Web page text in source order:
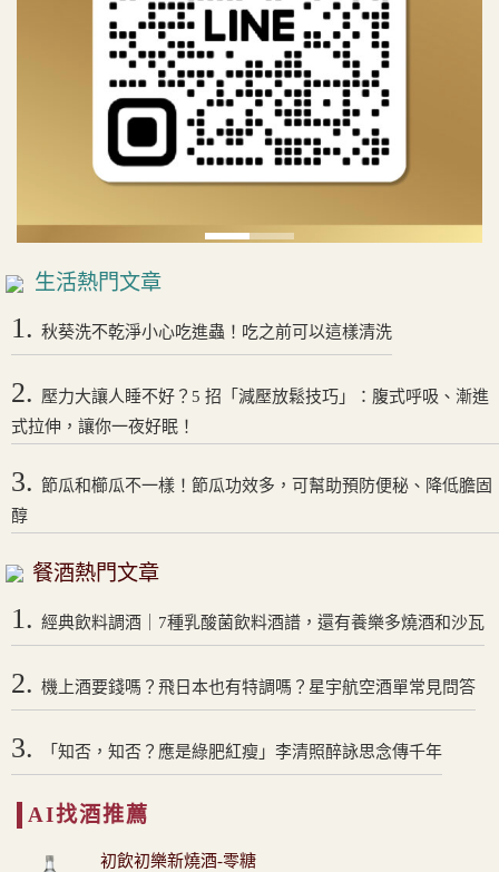
生活熱門文章
1. 秋葵洗不乾淨小心吃進蟲！吃之前可以這樣清洗
2.
壓力大讓人睡不好？5 招「減壓放鬆技巧」：腹式呼吸、漸進
式拉伸，讓你一夜好眠！
3. 節瓜和櫛瓜不一樣！節瓜功效多，可幫助預防便秘、降低膽固
醇
餐酒熱門文章
1. 經典飲料調酒｜7種乳酸菌飲料酒譜，還有養樂多燒酒和沙瓦
2. 機上酒要錢嗎？飛日本也有特調嗎？星宇航空酒單常見問答
3. 「知否，知否？應是綠肥紅瘦」李清照醉詠思念傳千年
AI找酒推薦
初飲初樂新燒酒-零糖